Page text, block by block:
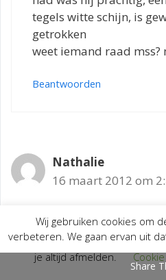
tegels witte schijn, is
getrokken
weet iemand raad mss?
Beantwoorden
Nathalie
16 maart 2012 om
Wij hebben een
Hij zit vol vlekken, de
dan de andere en er
Wij gebruiken cookies om
verbeteren. We gaan ervan uit
je altijd afmelden.
Share